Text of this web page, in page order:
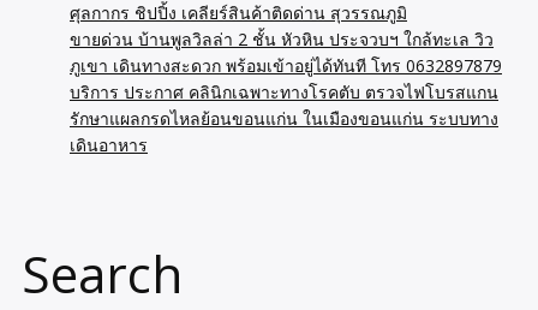
ศุลกากร ชิปปิ้ง เคลียร์สินค้าติดด่าน สุวรรณภูมิ
ขายด่วน บ้านพูลวิลล่า 2 ชั้น หัวหิน ประจวบฯ ใกล้ทะเล วิว
ภูเขา เดินทางสะดวก พร้อมเข้าอยู่ได้ทันที โทร 0632897879
บริการ ประกาศ คลินิกเฉพาะทางโรคตับ ตรวจไฟโบรสแกน
รักษาแผลกรดไหลย้อนขอนแก่น ในเมืองขอนแก่น ระบบทาง
เดินอาหาร
Search